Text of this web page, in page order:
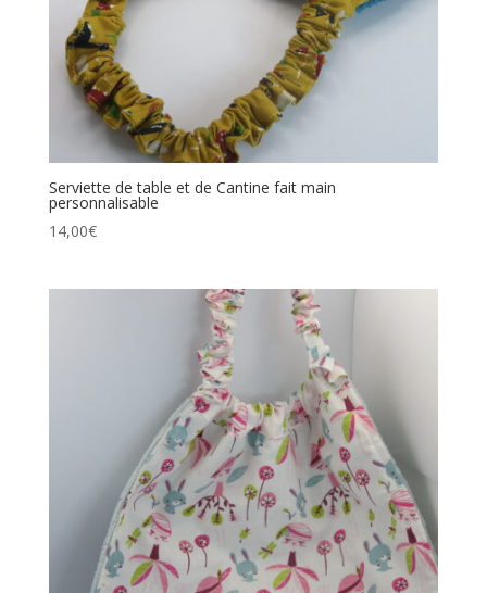
Serviette de table et de Cantine fait main
personnalisable
14,00€